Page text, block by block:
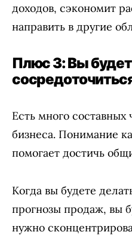
доходов, сэкономит
направить в другие
Плюс 3: Вы
Есть много составных
бизнеса. Понимание
помогает достичь
Когда вы будете
прогнозы продаж, вы
нужно